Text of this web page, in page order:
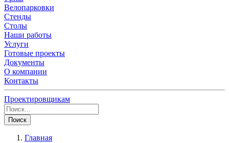
Велопарковки
Стенды
Столы
Наши работы
Услуги
Готовые проекты
Документы
О компании
Контакты
Проектировщикам
Поиск
Главная